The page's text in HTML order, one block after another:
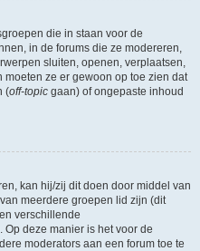
die in staan voor de
in de forums die ze modereren,
sluiten, openen, verplaatsen,
ze er gewoon op toe zien dat
(off-topic gaan) of ongepaste inhoud
kan hij/zij dit doen door middel van
meerdere groepen lid zijn (dit
verschillende
deze manier is het voor de
moderators aan een forum toe te